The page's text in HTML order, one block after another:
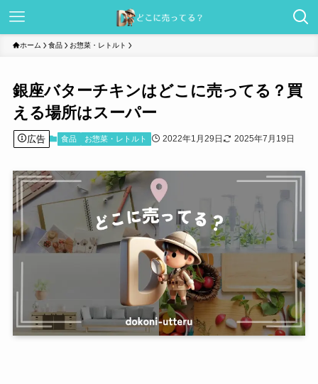
ホーム 食品 お惣菜・レトルト
銀座バターチキンはどこに売ってる？買
える場所はスーパー
広告 食品 お惣菜・レトルト 2022年1月29日 2025年7月19日